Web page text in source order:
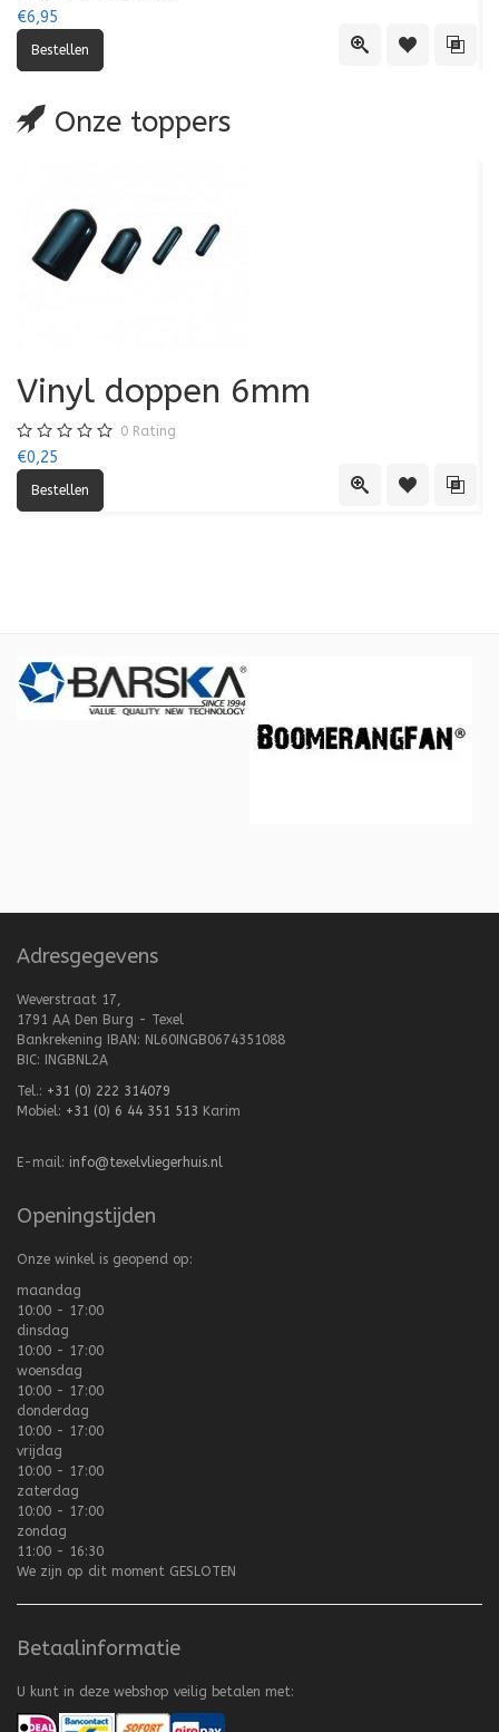
Quick ViewToevoegen
€6,95
Onze toppers
Quick ViewToevoegen
Vinyl doppen 6mm
0 Rating
€0,25
Adresgegevens
Weverstraat 17,
1791 AA Den Burg - Texel
Bankrekening IBAN: NL60INGB0674351088
BIC: INGBNL2A
Tel.: +31 (0) 222 314079
Mobiel: +31 (0) 6 44 351 513 Karim
E-mail: info@texelvliegerhuis.nl
Openingstijden
Onze winkel is geopend op:
maandag
10:00 - 17:00
dinsdag
10:00 - 17:00
woensdag
10:00 - 17:00
donderdag
10:00 - 17:00
vrijdag
10:00 - 17:00
zaterdag
10:00 - 17:00
zondag
11:00 - 16:30
We zijn op dit moment GESLOTEN
Betaalinformatie
U kunt in deze webshop veilig betalen met: